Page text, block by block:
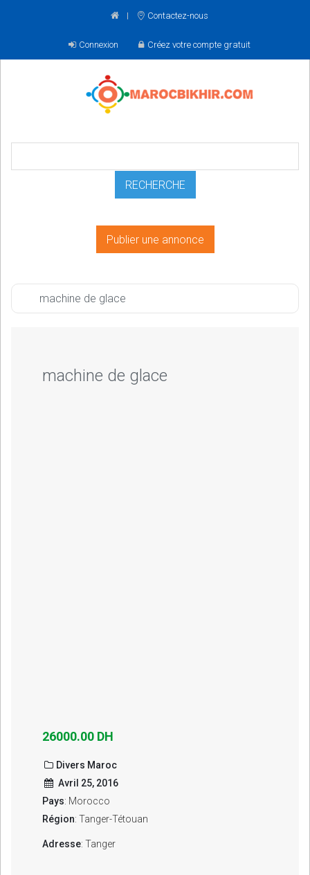
Contactez-nous
Connexion Créez votre compte gratuit
Publier une annonce
machine de glace
machine de glace
26000.00 DH
Divers Maroc
Avril 25, 2016
Pays: Morocco
Région: Tanger-Tétouan
Adresse: Tanger